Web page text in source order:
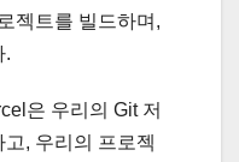
젝트를 빌드하며,
.
은 우리의 Git 저
, 우리의 프로젝